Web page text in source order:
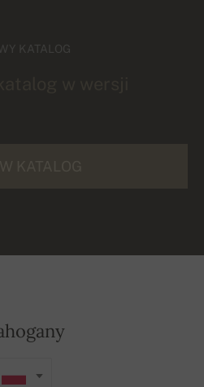
KATALOG